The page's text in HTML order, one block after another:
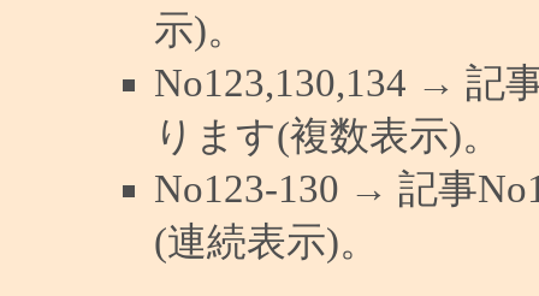
示)。
No123,130,134 → 記
ります(複数表示)。
No123-130 → 記事
(連続表示)。